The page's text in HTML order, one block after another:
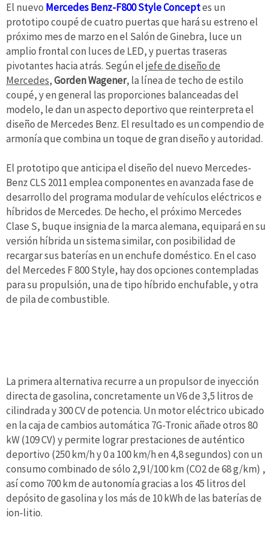
El nuevo Mercedes Benz-F800 Style Conceptes un
prototipo coupé de cuatro puertas que hará su estreno el
próximo mes de marzo en el Salón de Ginebra, luce un
amplio frontal con luces de LED, y puertas traseras
pivotantes hacia atrás. Según eljefe de diseño de
Mercedes,Gorden Wagener, la línea de techo de estilo
coupé, y en general las proporciones balanceadas del
modelo, le dan un aspecto deportivo que reinterpreta el
diseño de Mercedes Benz. El resultado es un compendio de
armonía que combina un toque de gran diseño y autoridad.
El prototipo que anticipa el diseño del nuevo Mercedes-
Benz CLS 2011 emplea componentes en avanzada fase de
desarrollo del programa modular de vehículos eléctricos e
híbridos de Mercedes. De hecho, el próximo Mercedes
Clase S, buque insignia de la marca alemana, equipará en su
versión híbrida un sistema similar, con posibilidad de
recargar sus baterías en un enchufe doméstico. En el caso
del Mercedes F 800 Style, hay dos opciones contempladas
para su propulsión, una de tipo híbrido enchufable, y otra
de pila de combustible.
La primera alternativa recurre a un propulsor de inyección
directa de gasolina, concretamente un V6 de 3,5 litros de
cilindrada y 300 CV de potencia. Un motor eléctrico ubicado
en la caja de cambios automática 7G-Tronic añade otros 80
kW (109 CV) y permite lograr prestaciones de auténtico
deportivo (250 km/h y 0 a 100 km/h en 4,8 segundos) con un
consumo combinado de sólo 2,9 l/100 km (CO2 de 68 g/km) ,
así como 700 km de autonomía gracias a los 45 litros del
depósito de gasolina y los más de 10 kWh de las baterías de
ion-litio.